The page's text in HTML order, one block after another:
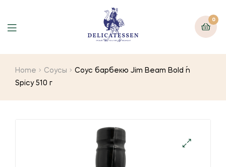
0
Home Соусы
Соус барбекю Jim Beam Bold ´n
Spicy 510 г